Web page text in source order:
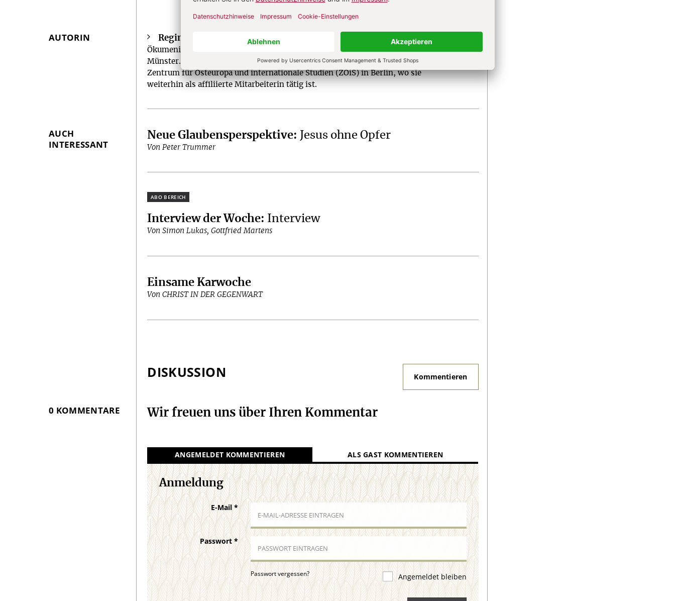
Überschrift
AUTORIN Regina Elsner
Dr. theol, ist Professorin für Ostkirchenkunde und
Ökumenik an der Katholisch-Theologischen Fakultät der Universität
Münster. Von 2017–2023 war sie wissenschaftliche Mitarbeiterin am
Zentrum für Osteuropa und internationale Studien (ZOiS) in Berlin, wo sie
weiterhin als affiliierte Mitarbeiterin tätig ist.
AUCH
INTERESSANT
Neue Glaubensperspektive: Jesus ohne Opfer
Von Peter Trummer
Plus
Interview der Woche: Interview
Von Simon Lukas, Gottfried Martens
Einsame Karwoche
Von CHRIST IN DER GEGENWART
DISKUSSION Kommentieren
0 KOMMENTARE Wir freuen uns über Ihren Kommentar
ANGEMELDET KOMMENTIEREN ALS GAST KOMMENTIEREN
Anmeldung
E-Mail *
Passwort*
Passwort vergessen? Angemeldet bleiben